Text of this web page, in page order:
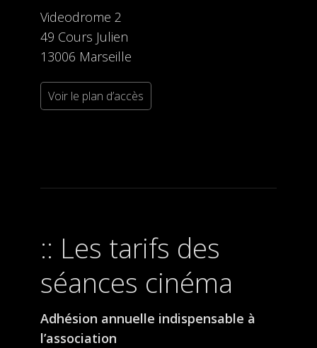
Videodrome 2
49 Cours Julien
13006 Marseille
Voir le plan d’accès
Les tarifs des
séances cinéma
Adhésion annuelle indispensable à
l’association